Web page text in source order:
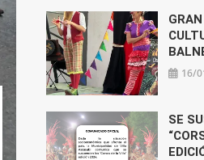
16/
SE